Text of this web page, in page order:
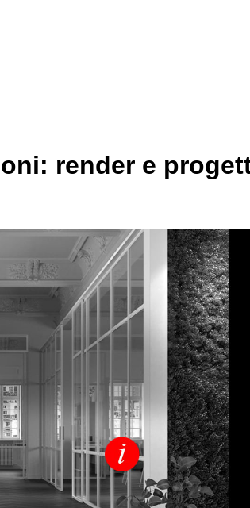
render e